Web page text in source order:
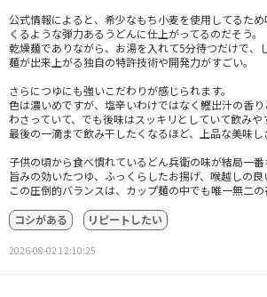
公式情報によると、希少なもち小麦を使用してるた
くるような弾力あるうどんに仕上がってるのだそう。
乾燥麺でありながら、お湯を入れて5分待つだけで、
麺が出来上がる独自の特許技術や開発力がすごい。
さらにつゆにも強いこだわりが感じられます。
色は濃いめですが、塩辛いわけではなく鰹出汁の香
わさっていて、でも後味はスッキリとしていて飲みや
最後の一滴まで飲み干したくなるほど、上品な美味し
子供の頃から食べ慣れているどん兵衛の味が結局一番
旨みの効いたつゆ、ふっくらしたお揚げ、喉越しの
この圧倒的バランスは、カップ麺の中でも唯一無二の
コシがある
リピートしたい
2026-08-02 12:10:25